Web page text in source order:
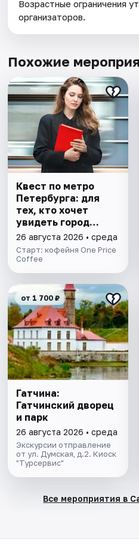
Возрастные ограничения
организаторов.
Похожие
Квест по метро
Петербурга: для
тех, кто хочет
увидеть город
иначе
26 августа 2026 • среда
Старт: кофейня One Price
Coffee
от 1 700 ₽
Гатчина:
Гатчинский дворец
и парк
26 августа 2026 • среда
Экскурсии отправление
от ул. Думская, д.2. Киоск
"Турсервис"
Все мероприятия в